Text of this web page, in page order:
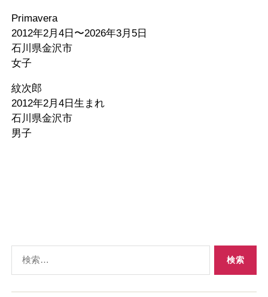
Primavera
2012年2月4日〜2026年3月5日
石川県金沢市
女子
紋次郎
2012年2月4日生まれ
石川県金沢市
男子